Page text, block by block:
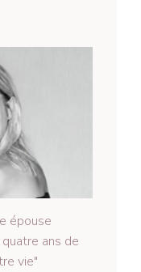
épouse
ans de
vie"